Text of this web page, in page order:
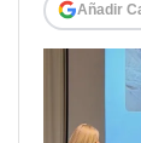
Añadir